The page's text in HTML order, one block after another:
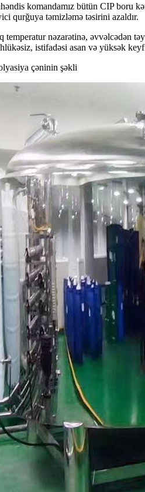
komandamız bütün CIP boru
qurğuya təmizləmə təsirini azaldır.
temperatur nəzarətinə, əvvəlcədən
istifadəsi asan və yüksək
çəninin şəkli